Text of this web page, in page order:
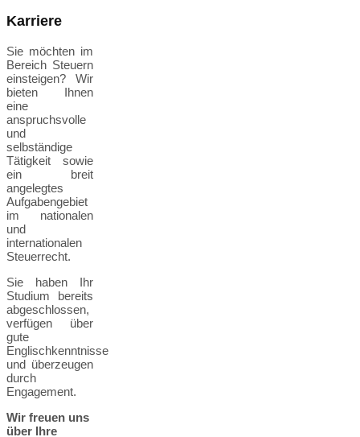
Karriere
Sie möchten im
Bereich Steuern
einsteigen? Wir
bieten Ihnen
eine
anspruchsvolle
und
selbständige
Tätigkeit sowie
ein breit
angelegtes
Aufgabengebiet
im nationalen
und
internationalen
Steuerrecht.
Sie haben Ihr
Studium bereits
abgeschlossen,
verfügen über
gute
Englischkenntnisse
und überzeugen
durch
Engagement.
Wir freuen uns
über Ihre